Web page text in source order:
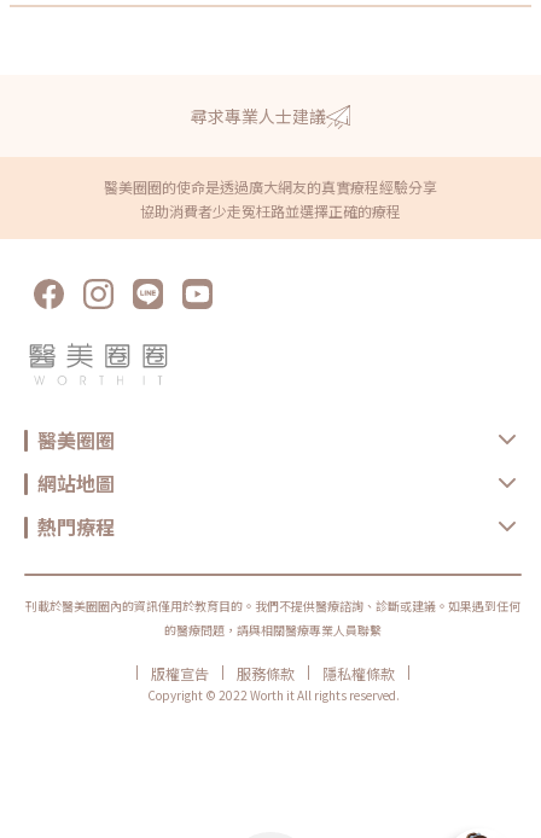
尋求專業人士建議
醫美圈圈的使命是透過廣大網友的真實療程經驗分享
協助消費者少走冤枉路並選擇正確的療程
醫美圈圈
網站地圖
熱門療程
刊載於醫美圈圈內的資訊僅用於教育目的。我們不提供醫療諮詢、診斷或建議。如果遇到任何
的醫療問題，請與相關醫療專業人員聯繫
| 版權宣告 | 服務條款 | 隱私權條款
|
Copyright © 2022 Worth it All rights reserved.